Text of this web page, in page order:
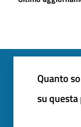
Quanto
su